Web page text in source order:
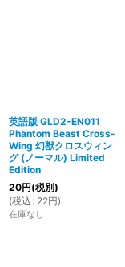
英語版 GLD2-EN011
Phantom Beast Cross-
Wing 幻獣クロスウィン
グ (ノーマル) Limited
Edition
20円(税別)
(税込 : 22円)
在庫なし